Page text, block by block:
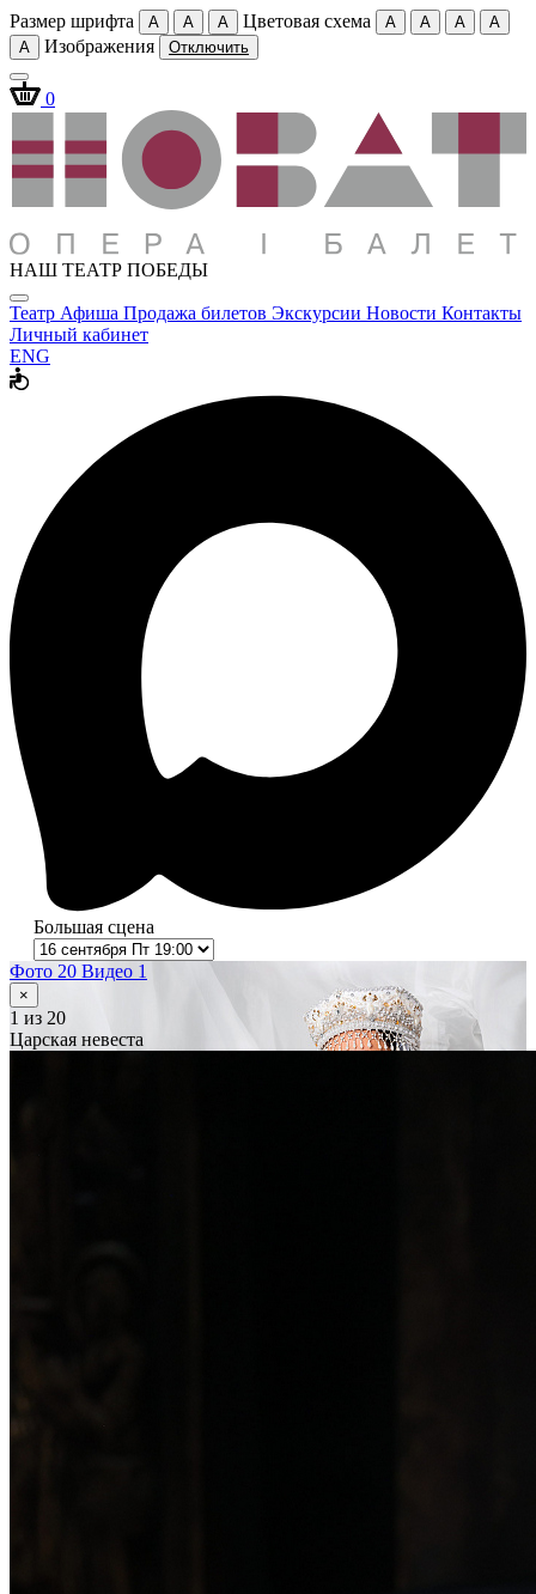
Размер шрифта A A A Цветовая схема A A A
A
A
Изображения Отключить
0
НАШ ТЕАТР ПОБЕДЫ
Театр Афиша Продажа билетов Экскурсии Новости Контакты
Личный кабинет
ENG
Большая сцена
Фото 20 Видео 1
×
1 из 20
Царская невеста